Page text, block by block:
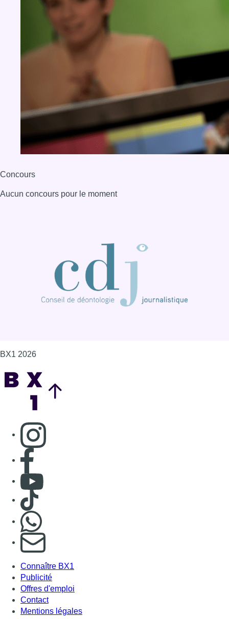
Concours
Aucun concours pour le moment
BX1 2026
Consulter page Instagram
Consulter page Facebook
Consulter Youtube
Consulter TikTok
S'abonner à notre newsletter
Connaître BX1
Publicité
Offres d'emploi
Contact
Mentions légales